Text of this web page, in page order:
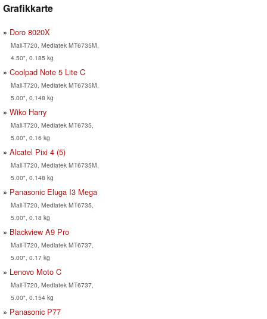
Grafikkarte
Doro 8020X
Mali-T720, Mediatek MT6735M,
4.50", 0.185 kg
Coolpad Note 5 Lite C
Mali-T720, Mediatek MT6735M,
5.00", 0.148 kg
Wiko Harry
Mali-T720, Mediatek MT6735,
5.00", 0.16 kg
Alcatel Pixi 4 (5)
Mali-T720, Mediatek MT6735M,
5.00", 0.148 kg
Panasonic Eluga I3 Mega
Mali-T720, Mediatek MT6735,
5.00", 0.18 kg
Blackview A9 Pro
Mali-T720, Mediatek MT6737,
5.00", 0.17 kg
Lenovo Moto C
Mali-T720, Mediatek MT6737,
5.00", 0.154 kg
Panasonic P77